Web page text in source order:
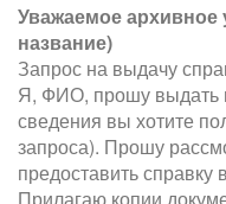
Уважаемое архивное
название)
Запрос на выдачу
Я, ФИО, прошу выдать
сведения вы хотите
запроса). Прошу
предоставить справку
Прилагаю копии